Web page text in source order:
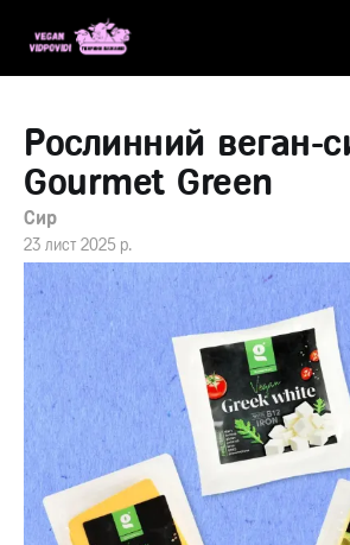
Рослинний веган-
Gourmet Green
Сир
23 лист 2025 р.